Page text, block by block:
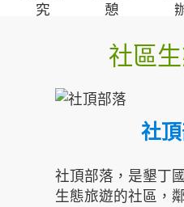
究
憩
社區
社
社頂部落，是墾丁
生態旅遊的社區，